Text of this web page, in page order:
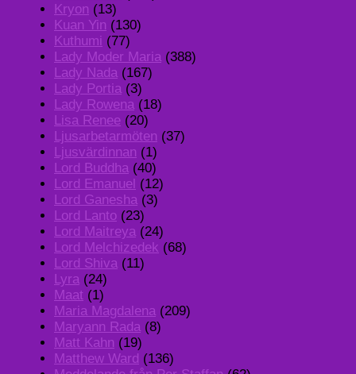
Kryon (13)
Kuan Yin (130)
Kuthumi (77)
Lady Moder Maria (388)
Lady Nada (167)
Lady Portia (3)
Lady Rowena (18)
Lisa Renee (20)
Ljusarbetarmöten (37)
Ljusvärdinnan (1)
Lord Buddha (40)
Lord Emanuel (12)
Lord Ganesha (3)
Lord Lanto (23)
Lord Maitreya (24)
Lord Melchizedek (68)
Lord Shiva (11)
Lyra (24)
Maat (1)
Maria Magdalena (209)
Maryann Rada (8)
Matt Kahn (19)
Matthew Ward (136)